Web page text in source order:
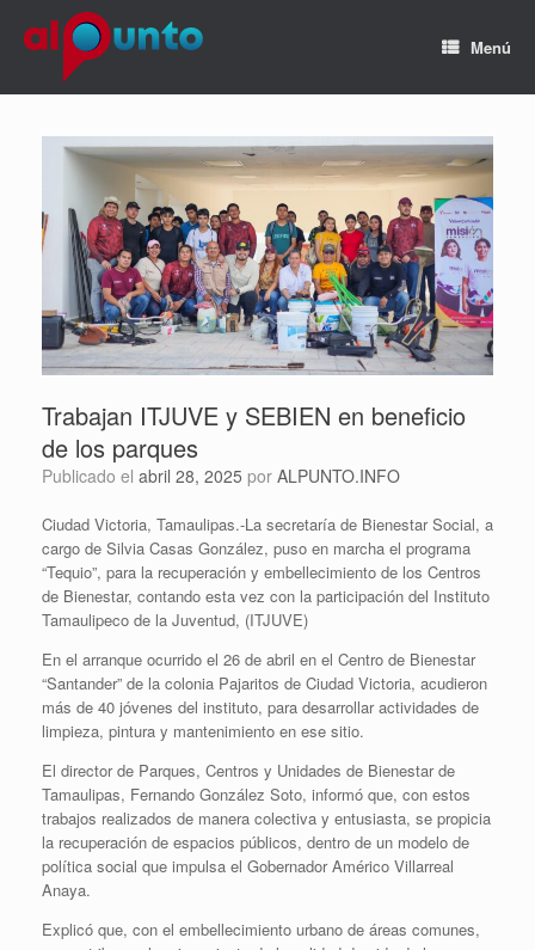
Menú
Trabajan ITJUVE y SEBIEN en beneficio
de los parques
Publicado el abril 28, 2025 por ALPUNTO.INFO
Ciudad Victoria, Tamaulipas.-La secretaría de Bienestar Social, a
cargo de Silvia Casas González, puso en marcha el programa
“Tequio”, para la recuperación y embellecimiento de los Centros
de Bienestar, contando esta vez con la participación del Instituto
Tamaulipeco de la Juventud, (ITJUVE)
En el arranque ocurrido el 26 de abril en el Centro de Bienestar
“Santander” de la colonia Pajaritos de Ciudad Victoria, acudieron
más de 40 jóvenes del instituto, para desarrollar actividades de
limpieza, pintura y mantenimiento en ese sitio.
El director de Parques, Centros y Unidades de Bienestar de
Tamaulipas, Fernando González Soto, informó que, con estos
trabajos realizados de manera colectiva y entusiasta, se propicia
la recuperación de espacios públicos, dentro de un modelo de
política social que impulsa el Gobernador Américo Villarreal
Anaya.
Explicó que, con el embellecimiento urbano de áreas comunes,